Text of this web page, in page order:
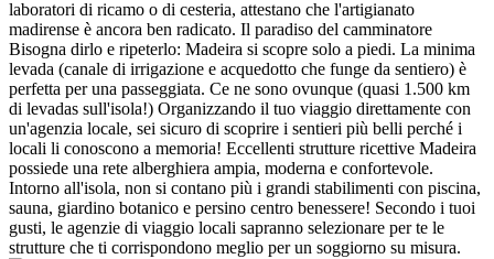
laboratori di ricamo o di cesteria, attestano che l'artigianato
madirense è ancora ben radicato. Il paradiso del camminatore
Bisogna dirlo e ripeterlo: Madeira si scopre solo a piedi. La minima
levada (canale di irrigazione e acquedotto che funge da sentiero) è
perfetta per una passeggiata. Ce ne sono ovunque (quasi 1.500 km
di levadas sull'isola!) Organizzando il tuo viaggio direttamente con
un'agenzia locale, sei sicuro di scoprire i sentieri più belli perché i
locali li conoscono a memoria! Eccellenti strutture ricettive Madeira
possiede una rete alberghiera ampia, moderna e confortevole.
Intorno all'isola, non si contano più i grandi stabilimenti con piscina,
sauna, giardino botanico e persino centro benessere! Secondo i tuoi
gusti, le agenzie di viaggio locali sapranno selezionare per te le
strutture che ti corrispondono meglio per un soggiorno su misura.